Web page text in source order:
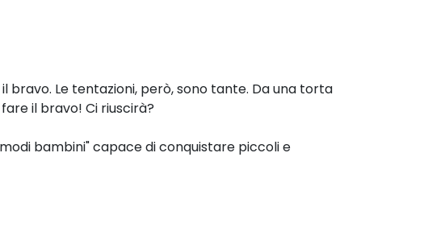
Le tentazioni, però, sono tante. Da una torta
il bravo! Ci riuscirà?
bambini" capace di conquistare piccoli e